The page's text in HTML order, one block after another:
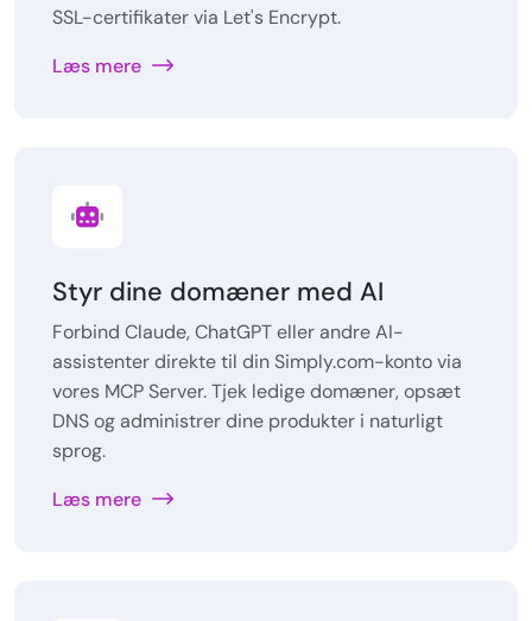
SSL-certifikater via Let's Encrypt.
Læs mere
Styr dine domæner med AI
Forbind Claude, ChatGPT eller andre AI-
assistenter direkte til din Simply.com-konto via
vores MCP Server. Tjek ledige domæner, opsæt
DNS og administrer dine produkter i naturligt
sprog.
Læs mere